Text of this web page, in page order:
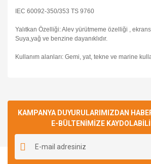
IEC 60092-350/353 TS 9760
Yalıtkan Özelliği: Alev yürütmeme özelliği ,
Suya,yağ ve benzine dayanıklıdır.
Kullanım alanları: Gemi, yat, tekne ve marine
KAMPANYA DUYURULARIMIZDAN
E-BÜLTENİMİZE